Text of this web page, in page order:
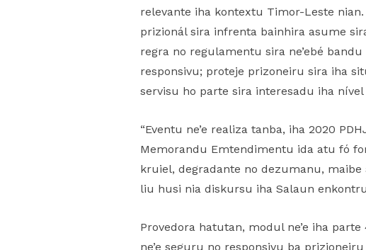
relevante iha kontextu Timor-Leste
prizionál sira infrenta bainhira asume
regra no regulamentu sira ne’ebé
responsivu; proteje prizoneiru sira iha
servisu ho parte sira interesadu iha
“Eventu ne’e realiza tanba, iha 2020
Memorandu Emtendimentu ida atu fó
kruiel, degradante no dezumanu, maibe
liu husi nia diskursu iha Salaun
Provedora hatutan, modul ne’e iha
ne’e seguru no responsivu ba